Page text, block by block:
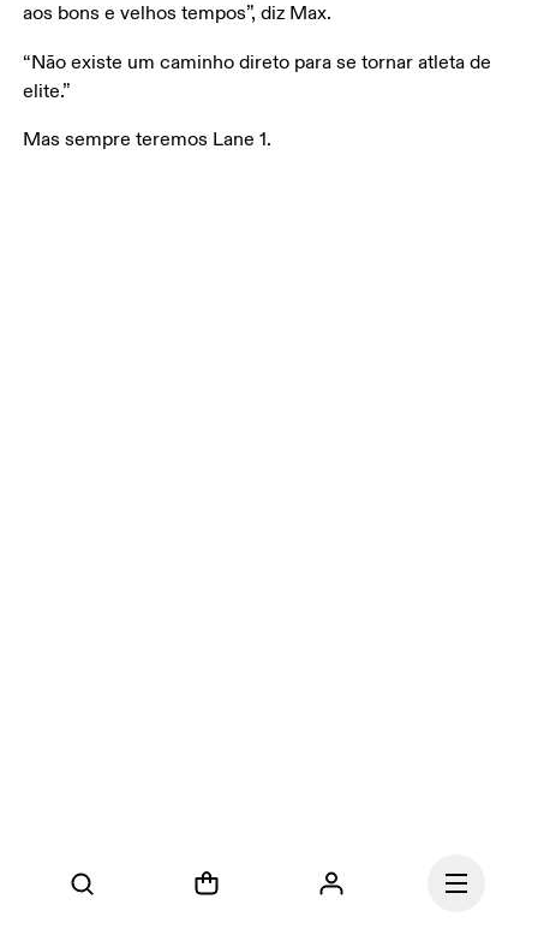
aos bons e velhos tempos”, diz Max.
“Não existe um caminho direto para se tornar atleta de
elite.”